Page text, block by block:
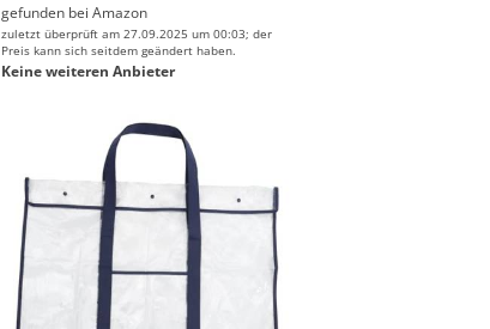
gefunden bei Amazon
zuletzt überprüft am 27.09.2025 um 00:03; der
Preis kann sich seitdem geändert haben.
Keine weiteren Anbieter